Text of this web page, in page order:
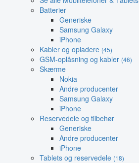
Batterier
Generiske
Samsung Galaxy
iPhone
Kabler og opladere (45)
GSM-oplåsning og kabler (46)
Skærme
Nokia
Andre producenter
Samsung Galaxy
iPhone
Reservedele og tilbehør
Generiske
Andre producenter
iPhone
Tablets og reservedele (18)